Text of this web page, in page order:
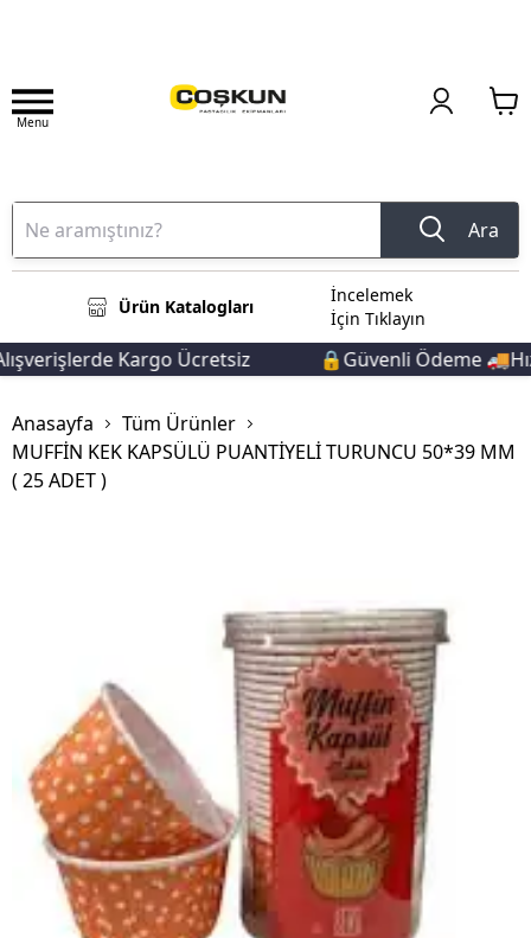
Menu
Ara
Ürün Katalogları
İncelemek
İçin Tıklayın
Kargo Ücretsiz 🔒Güvenli Ödeme
Anasayfa
Tüm Ürünler
MUFFİN KEK KAPSÜLÜ PUANTİYELİ TURUNCU 50*39 MM
( 25 ADET )